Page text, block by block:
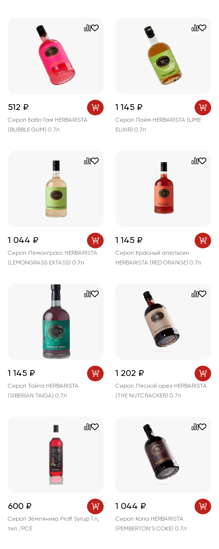
512 ₽
Сироп Бабл Гам HERBARISTA
(BUBBLE GUM) 0.7л
1 145 ₽
Сироп Лайм HERBARISTA (LIME
ELIXIR) 0.7л
1 044 ₽
Сироп Лемонграсс HERBARISTA
(LEMONGRASS EXTASS) 0.7л
1 145 ₽
Сироп Красный апельсин
HERBARISTA (RED ORANGE) 0.7л
1 145 ₽
Сироп Тайга HERBARISTA
(SIBERIAN TAIGA) 0.7л
1 202 ₽
Сироп Лесной орех HERBARISTA
(THE NUTCRACKER) 0.7л
600 ₽
Сироп Земляника Proff Syrup 1 л,
тип./PCE
1 044 ₽
Сироп Кола HERBARISTA
(PEMBERTON’S COKE) 0.7л